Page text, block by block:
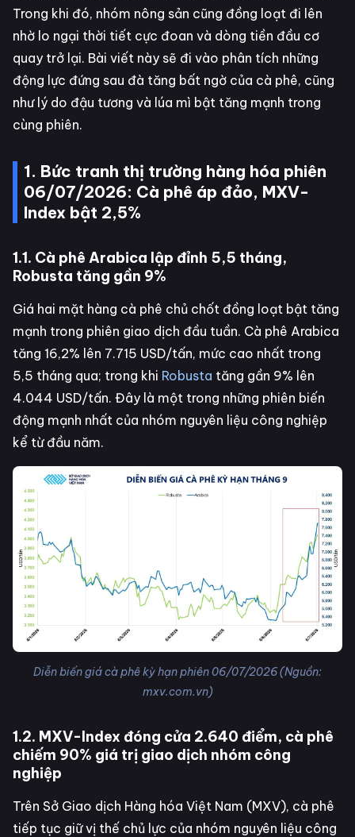
Trong khi đó, nhóm nông sản cũng đồng loạt đi lên
nhờ lo ngại thời tiết cực đoan và dòng tiền đầu cơ
quay trở lại. Bài viết này sẽ đi vào phân tích những
động lực đứng sau đà tăng bất ngờ của cà phê, cũng
như lý do đậu tương và lúa mì bật tăng mạnh trong
cùng phiên.
1. Bức tranh thị trường hàng hóa phiên
06/07/2026: Cà phê áp đảo, MXV-
Index bật 2,5%
1.1. Cà phê Arabica lập đỉnh 5,5 tháng,
Robusta tăng gần 9%
Giá hai mặt hàng cà phê chủ chốt đồng loạt bật tăng
mạnh trong phiên giao dịch đầu tuần. Cà phê Arabica
tăng 16,2% lên 7.715 USD/tấn, mức cao nhất trong
5,5 tháng qua; trong khi Robusta tăng gần 9% lên
4.044 USD/tấn. Đây là một trong những phiên biến
động mạnh nhất của nhóm nguyên liệu công nghiệp
kể từ đầu năm.
Diễn biến giá cà phê kỳ hạn phiên 06/07/2026 (Nguồn:
mxv.com.vn)
1.2. MXV-Index đóng cửa 2.640 điểm, cà phê
chiếm 90% giá trị giao dịch nhóm công
nghiệp
Trên Sở Giao dịch Hàng hóa Việt Nam (MXV), cà phê
tiếp tục giữ vị thế chủ lực của nhóm nguyên liệu công